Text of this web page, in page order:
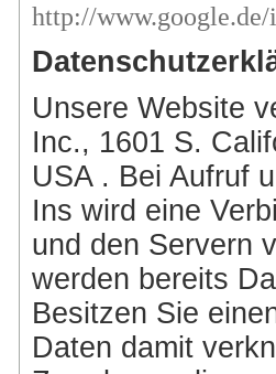
http://
Unsere Website
Inc., 1601 S.
USA . Bei Aufruf
Ins wird eine
und den Servern
werden bereits
Besitzen Sie
Daten damit